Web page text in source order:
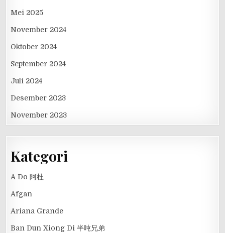
Mei 2025
November 2024
Oktober 2024
September 2024
Juli 2024
Desember 2023
November 2023
Kategori
A Do 阿杜
Afgan
Ariana Grande
Ban Dun Xiong Di 半吨兄弟